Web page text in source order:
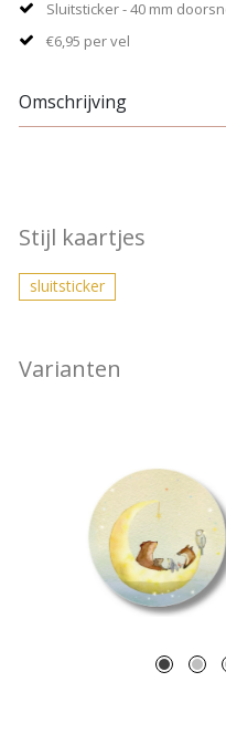
Sluitsticker - 40 mm
€6,95 per vel
Omschrijving
Stijl kaartjes
sluitsticker
Varianten